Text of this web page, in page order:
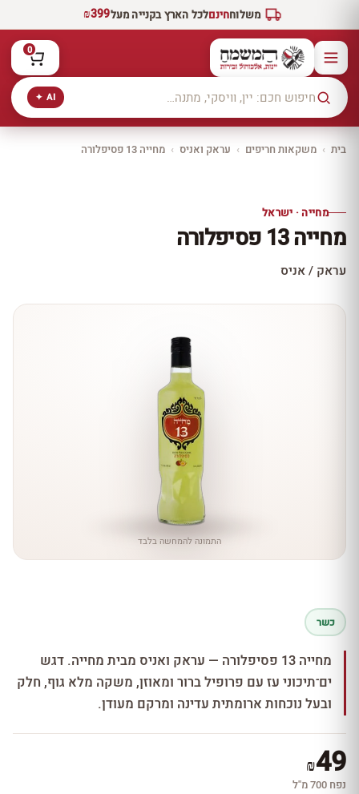
משלוחחינםלכל הארץ בקנייה מעל₪399
AI ✦
0
בית › משקאות חריפים › עראק ואניס › מחייה 13 פסיפלורה
10% הנחה
עכשיו ב-10% הנחה
מחייה · ישראל
מחייה 13 פסיפלורה
עראק / אניס
התמונה להמחשה בלבד
כשר
מחייה 13 פסיפלורה — עראק ואניס מבית מחייה. דגש
ים־תיכוני עז עם פרופיל ברור ומאוזן, משקה מלא גוף, חלק
ובעל נוכחות ארומתית עדינה ומרקם מעודן.
₪49
נפח 700 מ''ל